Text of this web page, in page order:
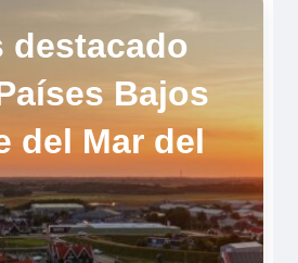
destacado
Bajos
del Mar del